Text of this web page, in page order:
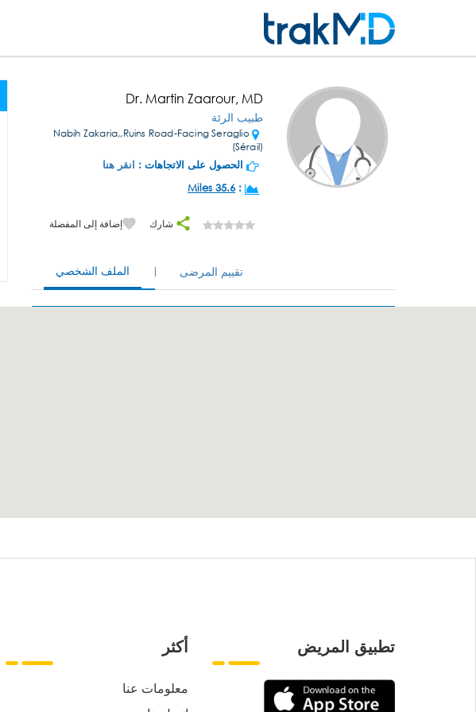
Dr. Martin Zaarour, MD
طبيب الرئة
Nabih Zakaria,,Ruins Road-Facing Seraglio
(Sérail)
الحصول على الاتجاهات : انقر هنا
:
35.6 Miles
شارك إضافة إلى المفضلة
الملف الشخصي تقييم المرضى
أكثر
معلومات عنا
تطبيق المريض